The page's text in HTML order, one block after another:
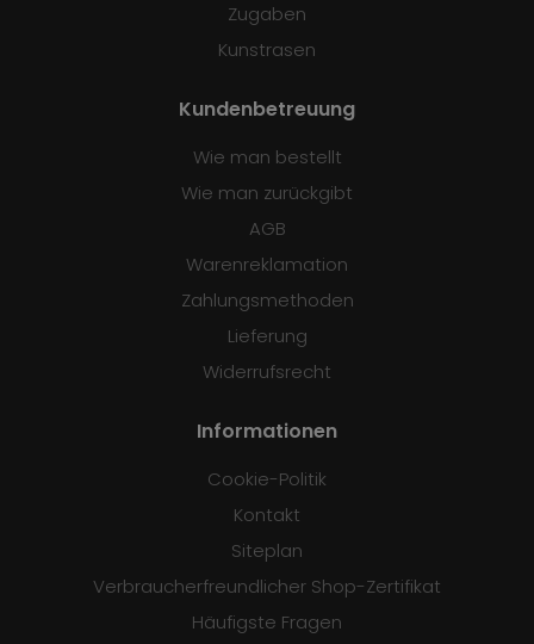
Zugaben
Kunstrasen
Kundenbetreuung
Wie man bestellt
Wie man zurückgibt
AGB
Warenreklamation
Zahlungsmethoden
Lieferung
Widerrufsrecht
Informationen
Cookie-Politik
Kontakt
Siteplan
Verbraucherfreundlicher Shop-Zertifikat
Häufigste Fragen